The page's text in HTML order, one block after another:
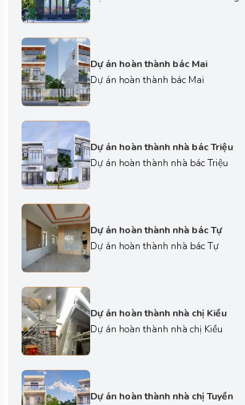
Dự án hoàn thành bác Mai
Dự án hoàn thành bác Mai
Dự án hoàn thành nhà bác Triệu
Dự án hoàn thành nhà bác Triệu
Dự án hoàn thành nhà bác Tự
Dự án hoàn thành nhà bác Tự
Dự án hoàn thành nhà chị Kiều
Dự án hoàn thành nhà chị Kiều
Dự án hoàn thành nhà chị Tuyền